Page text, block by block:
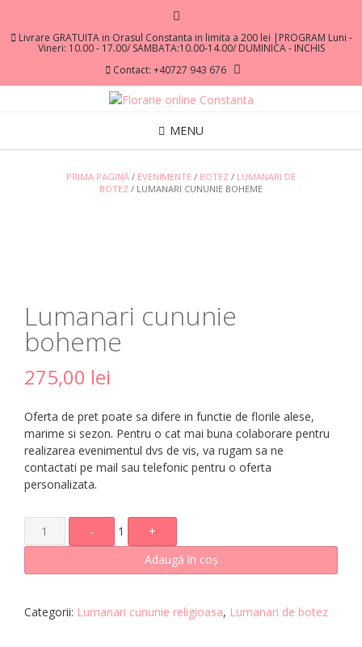
Livrare GRATUITA in Orasul Constanta in limita a 200 lei |PROGRAM Luni -
Vineri: 10.00 - 17.00/ SAMBATA:10.00-14.00/ DUMINICA - INCHIS
Contact: +40727 943 676
MENU
PRIMA PAGINĂ / EVENIMENTE / BOTEZ / LUMANARI DE
BOTEZ / LUMANARI CUNUNIE BOHEME
Lumanari cununie
boheme
275,00 lei
Oferta de pret poate sa difere in functie de florile alese,
marime si sezon. Pentru o cat mai buna colaborare pentru
realizarea evenimentul dvs de vis, va rugam sa ne
contactati pe mail sau telefonic pentru o oferta
personalizata.
- 1
+
Adaugă în coș
Categorii: Lumanari cununie religioasa, Lumanari de botez